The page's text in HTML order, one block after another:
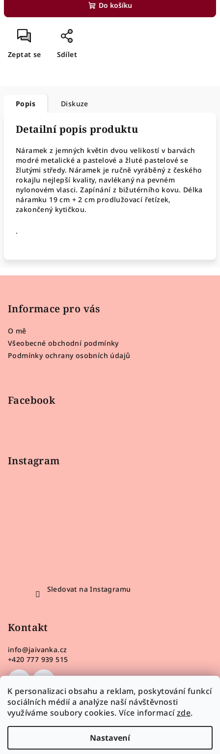
K personalizaci obsahu a reklam, poskytování funkcí
sociálních médií a analýze naší návštěvnosti
využíváme soubory cookies. Více informacízde.
Nastavení
Do košíku
Zeptat se Sdílet
Popis Diskuze
Detailní popis produktu
Náramek z jemných květin dvou velikostí v barvách
modré metalické a pastelové a žluté pastelové se
žlutými středy. Náramek je ručně vyráběný z českého
rokajlu nejlepší kvality, navlékaný na pevném
nylonovém vlasci. Zapínání z bižutérního kovu. Délka
náramku 19 cm + 2 cm prodlužovací řetízek,
zakončený kytičkou.
.
Informace pro vás
O mě
Všeobecné obchodní podmínky
Podmínky ochrany osobních údajů
Facebook
Instagram
Sledovat na Instagramu
Kontakt
info@jaivanka.cz
+420 777 939 515